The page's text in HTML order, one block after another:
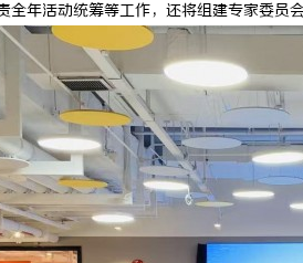
全年活动统筹等工作，还将组建专家委员